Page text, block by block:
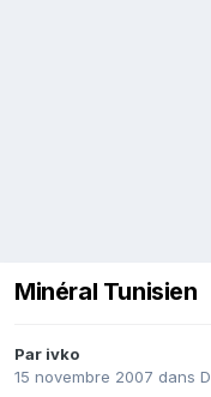
Minéral Tunisien
Par ivko
15 novembre 2007 dans